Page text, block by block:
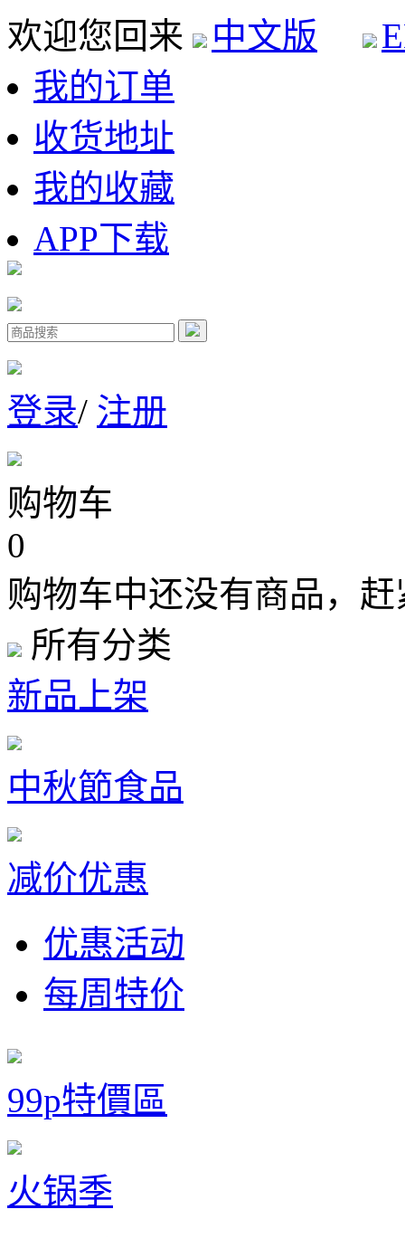
欢迎您回来 中文版
我的订单
收货地址
我的收藏
APP下载
登录/ 注册
购物车
0
购物车中还没有商品，
所有分类
新品上架
中秋節食品
减价优惠
优惠活动
每周特价
99p特價區
火锅季